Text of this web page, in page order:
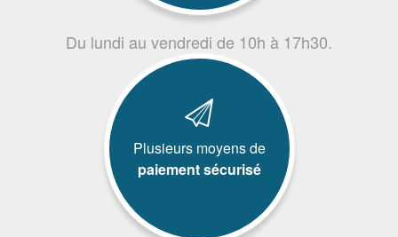
Du lundi au vendredi de 10h à 17h30.
Plusieurs moyens de
paiement sécurisé